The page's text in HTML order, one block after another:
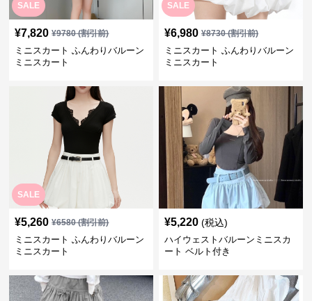
SALE
¥7,820 ¥9780(割引前)
ミニスカート ふんわりバルーン
ミニスカート
SALE
¥6,980 ¥8730(割引前)
ミニスカート ふんわりバルーン
ミニスカート
SALE
¥5,260 ¥6580(割引前)
ミニスカート ふんわりバルーン
ミニスカート
¥5,220 (税込)
ハイウェストバルーンミニスカ
ート ベルト付き